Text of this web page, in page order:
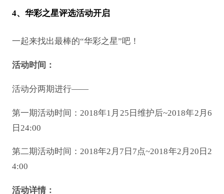
4、华彩之星评选活动开启
一起来找出最棒的“华彩之星”吧！
活动时间：
活动分两期进行——
第一期活动时间： 2018年1月25日维护后~2018年2月6
日24:00
第二期活动时间： 2018年2月7日7点~2018年2月20日2
4:00
活动详情：